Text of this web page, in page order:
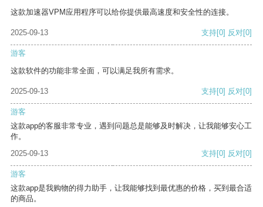
这款加速器VPM应用程序可以给你提供最高速度和安全性的连接。
2025-09-13 支持[0] 反对[0]
游客
这款软件的功能非常全面，可以满足我所有需求。
2025-09-13 支持[0] 反对[0]
游客
这款app的客服非常专业，遇到问题总是能够及时解决，让我能够安心工
作。
2025-09-13
支持[0] 反对[0]
游客
这款app是我购物的得力助手，让我能够找到最优惠的价格，买到最合适
的商品。